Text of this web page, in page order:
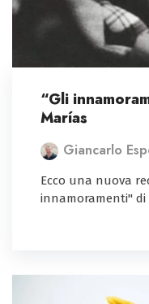
“Gli
Marías
Giancarlo
Ecco una nuova
innamoramenti" di